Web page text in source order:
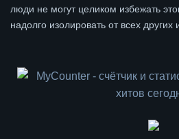
люди не могут целиком избежать
надолго изолировать от всех